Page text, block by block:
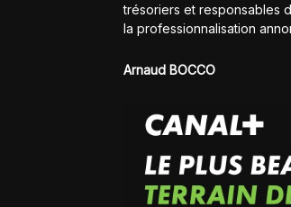
trésoriers et responsables
la professionnalisation
Arnaud BOCCO